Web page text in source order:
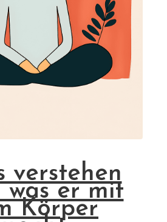
verstehen
was er mit
Körper